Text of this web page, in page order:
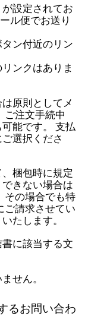
設定されてお
ル便でお送り
ン付近のリン
ンクはありま
原則としてメ
ご注文手続中
能です。 支払
選択くださ
梱包時に規定
きない場合は
その場合でも特
ご請求させてい
たします。
に該当する文
せん。
るお問い合わ